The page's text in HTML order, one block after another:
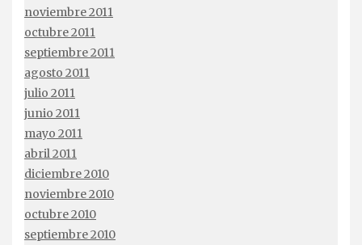
noviembre 2011
octubre 2011
septiembre 2011
agosto 2011
julio 2011
junio 2011
mayo 2011
abril 2011
diciembre 2010
noviembre 2010
octubre 2010
septiembre 2010